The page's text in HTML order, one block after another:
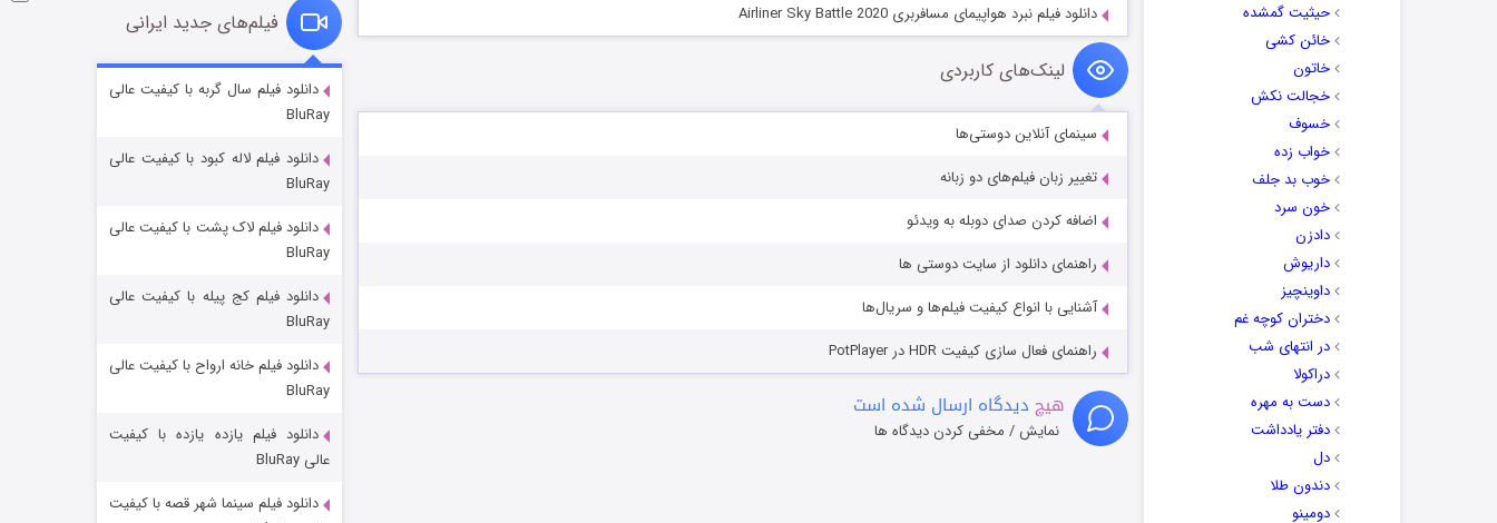
حیثیت گمشده
خائن کشی
خاتون
خجالت نکش
خسوف
خواب زده
خوب بد جلف
خون سرد
دادزن
داریوش
داوینچیز
دختران کوچه غم
در انتهای شب
دراکولا
دست به مهره
دفتر یادداشت
دل
دندون طلا
دومینو
دانلود فیلم نبرد هواپیمای مسافربری Airliner Sky Battle 2020
لینک‌های کاربردی
سینمای آنلاین دوستی‌ها
تغییر زبان فیلم‌های دو زبانه
اضافه کردن صدای دوبله به ویدئو
راهنمای دانلود از سایت دوستی ها
آشنایی با انواع کیفیت فیلم‌ها و سریال‌ها
راهنمای فعال سازی کیفیت HDR در PotPlayer
هیچ دیدگاه ارسال شده است
نمایش / مخفی کردن دیدگاه ها
شوگر فصل ۲
قسمت
خاندان اژدها فصل ۳
فیلم‌های جدید ایرانی
دانلود فیلم سال گربه با کیفیت عالی
BluRay
دانلود فیلم لاله کبود با کیفیت عالی
BluRay
دانلود فیلم لاک پشت با کیفیت عالی
BluRay
دانلود فیلم کج‌ پیله با کیفیت عالی
BluRay
دانلود فیلم خانه ارواح با کیفیت عالی
BluRay
دانلود فیلم یازده یازده با کیفیت
عالی BluRay
دانلود فیلم سینما شهر قصه با کیفیت